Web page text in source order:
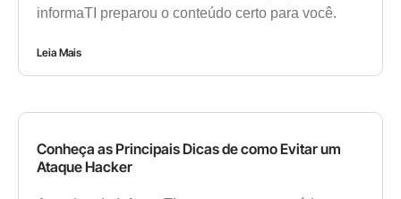
informaTI preparou o conteúdo certo para você.
Leia Mais
Conheça as Principais Dicas de como Evitar um
Ataque Hacker